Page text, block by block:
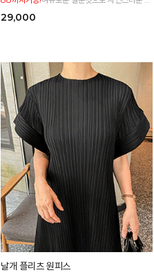
29,000
날개 플리츠 원피스